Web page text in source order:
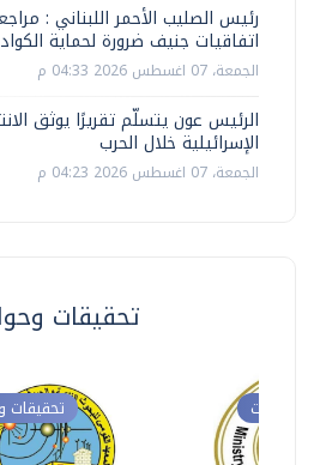
رئيس الصليب الأحمر اللبناني :
اتفاقيات جنيف ضرورة لحماية
الجمعة، 07 اغسطس 2026 04:33 م
الرئيس عون يتسلّم تقريرًا يوثق
الإسرائيلية خلال الحرب
الجمعة، 07 اغسطس 2026 04:23 م
تحقيقات
تحقيقات وحوارات